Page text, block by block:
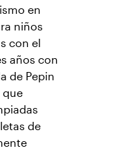
en
niños
con el
años con
de Pepin
que
de